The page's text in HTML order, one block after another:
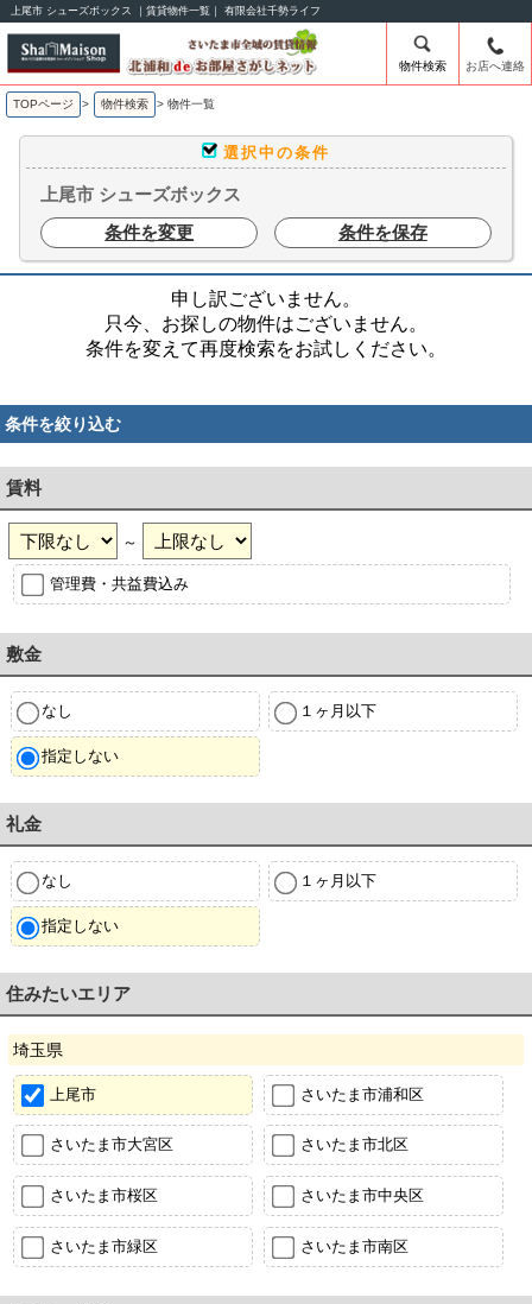
上尾市 シューズボックス ｜賃貸物件一覧｜ 有限会社千勢ライフ
物件検索 お店へ連絡
TOPページ > 物件検索 > 物件一覧
選択中の条件
上尾市 シューズボックス
条件を変更
条件を保存
申し訳ございません。
只今、お探しの物件はございません。
条件を変えて再度検索をお試しください。
条件を絞り込む
賃料
～
管理費・共益費込み
敷金
なし １ヶ月以下
指定しない
礼金
なし １ヶ月以下
指定しない
住みたいエリア
埼玉県
上尾市 さいたま市浦和区
さいたま市大宮区 さいたま市北区
さいたま市桜区 さいたま市中央区
さいたま市緑区 さいたま市南区